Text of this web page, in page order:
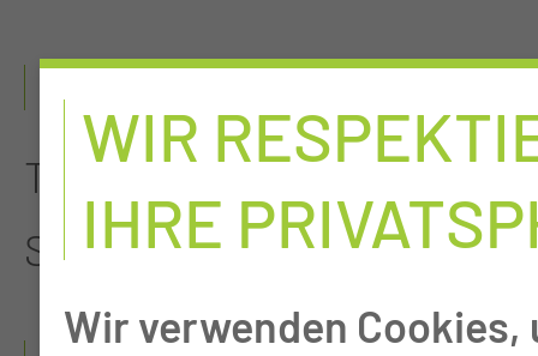
Teamleitung der Station
S1
WIR
IHRE
Wir verwenden Cookies,